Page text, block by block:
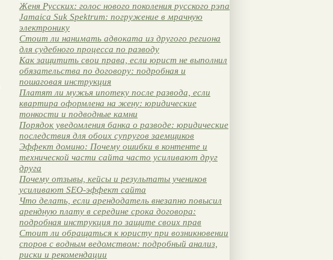
Женя Русских: голос нового поколения русского рэпа
Jamaica Suk Spektrum: погружение в мрачную
электронику
Стоит ли нанимать адвоката из другого региона
для судебного процесса по разводу
Как защитить свои права, если юрист не выполнил
обязательства по договору: подробная и
пошаговая инструкция
Платят ли мужья ипотеку после развода, если
квартира оформлена на жену: юридические
тонкости и подводные камни
Порядок уведомления банка о разводе: юридические
последствия для обоих супругов заемщиков
Эффект домино: Почему ошибки в контенте и
технической части сайта часто усиливают друг
друга
Почему отзывы, кейсы и результаты учеников
усиливают SEO-эффект сайта
Что делать, если арендодатель внезапно повысил
арендную плату в середине срока договора:
подробная инструкция по защите своих прав
Стоит ли обращаться к юристу при возникновении
споров с водным ведомством: подробный анализ,
риски и рекомендации